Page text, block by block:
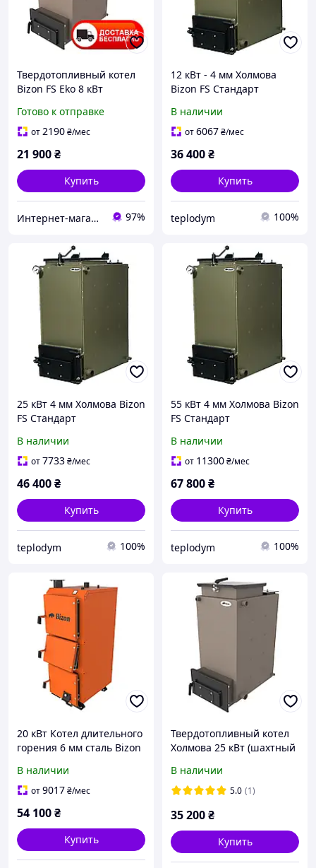
Твердотопливный котел
Bizon FS Eko 8 кВт
Готово к отправке
от2190₴/мес
21 900₴
Купить
Интернет-магазин "Ochag" 97%
12 кВт - 4 мм Холмова
Bizon FS Стандарт
В наличии
от6067₴/мес
36 400₴
Купить
teplodym 100%
25 кВт 4 мм Холмова Bizon
FS Стандарт
В наличии
от7733₴/мес
46 400₴
Купить
teplodym 100%
55 кВт 4 мм Холмова Bizon
FS Стандарт
В наличии
от 11300₴/мес
67 800₴
Купить
teplodym 100%
20 кВт Котел длительного
горения 6 мм сталь Bizon
регулятором)
В наличии
от9017₴/мес
54 100₴
Купить
Твердотопливный котел
Холмова 25 кВт (шахтный
Bizon FS-25 Eko
В наличии
5.0 (1)
35 200₴
Купить